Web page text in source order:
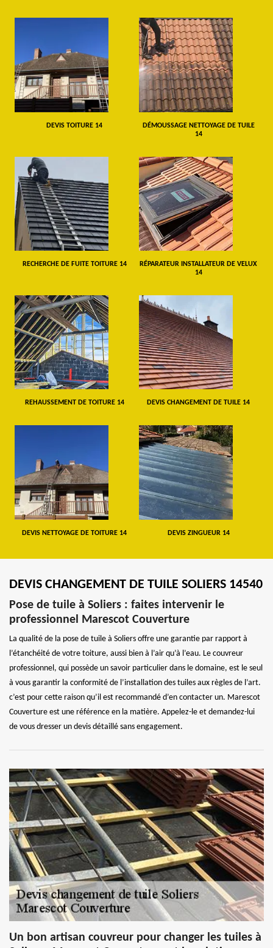
DEVIS TOITURE 14
DÉMOUSSAGE NETTOYAGE DE TUILE
14
RECHERCHE DE FUITE TOITURE 14
RÉPARATEUR INSTALLATEUR DE VELUX
14
REHAUSSEMENT DE TOITURE 14 DEVIS CHANGEMENT DE TUILE 14
DEVIS NETTOYAGE DE TOITURE 14 DEVIS ZINGUEUR 14
DEVIS CHANGEMENT DE TUILE SOLIERS 14540
Pose de tuile à Soliers : faites intervenir le
professionnel Marescot Couverture
La qualité de la pose de tuile à Soliers offre une garantie par rapport à
l’étanchéité de votre toiture, aussi bien à l’air qu’à l’eau. Le couvreur
professionnel, qui possède un savoir particulier dans le domaine, est le seul
à vous garantir la conformité de l’installation des tuiles aux règles de l’art.
c’est pour cette raison qu’il est recommandé d’en contacter un. Marescot
Couverture est une référence en la matière. Appelez-le et demandez-lui
de vous dresser un devis détaillé sans engagement.
Un bon artisan couvreur pour changer les tuiles à